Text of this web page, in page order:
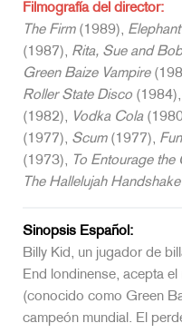
Filmografía del director:
The Firm(1989), Elephant
(1987), Rita, Sue and
Green Baize Vampire
Roller State Disco (1984),
(1982), Vodka Cola
(1977), Scum(1977),
(1973), To Entourage the
The Hallelujah Handshake
Sinopsis Español:
Billy Kid, un jugador de
End londinense, acepta
(conocido como Green
campeón mundial. El